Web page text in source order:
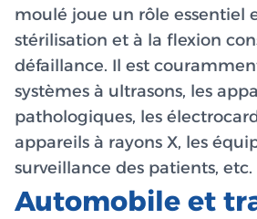
moulé joue un rôle essentiel
stérilisation et à la flexion
défaillance. Il est
systèmes à ultrasons, les
pathologiques, les
appareils à rayons X, les
surveillance des patients, etc.
Automobile et